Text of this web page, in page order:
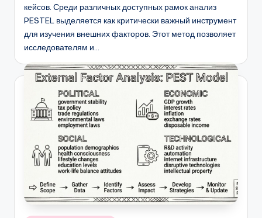
кейсов. Среди различных доступных рамок анализ
PESTEL выделяется как критически важный инструмент
для изучения внешних факторов. Этот метод позволяет
исследователям и…